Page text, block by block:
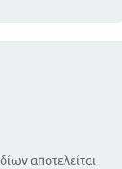
αποτελείται